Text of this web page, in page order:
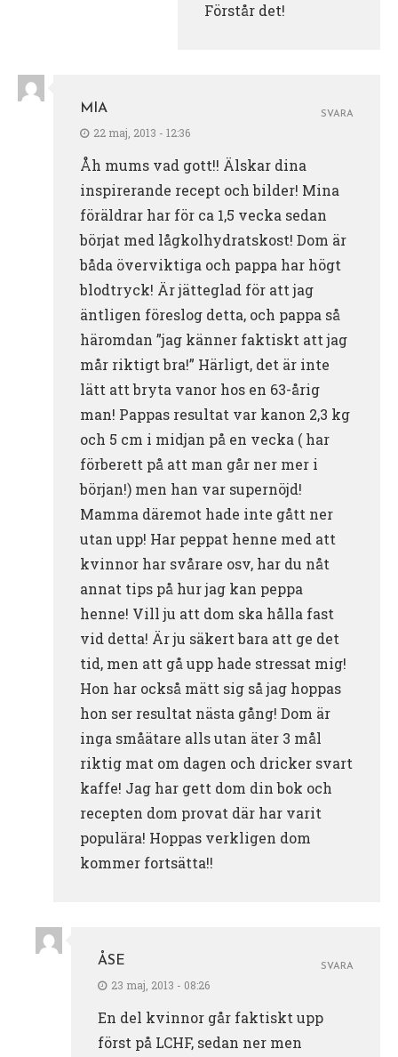
Förstår det!
MIA
22 maj, 2013 - 12:36
Åh mums vad gott!! Älskar dina
inspirerande recept och bilder! Mina
föräldrar har för ca 1,5 vecka sedan
börjat med lågkolhydratskost! Dom är
båda överviktiga och pappa har högt
blodtryck! Är jätteglad för att jag
äntligen föreslog detta, och pappa så
häromdan ”jag känner faktiskt att jag
mår riktigt bra!” Härligt, det är inte
lätt att bryta vanor hos en 63-årig
man! Pappas resultat var kanon 2,3 kg
och 5 cm i midjan på en vecka ( har
förberett på att man går ner mer i
början!) men han var supernöjd!
Mamma däremot hade inte gått ner
utan upp! Har peppat henne med att
kvinnor har svårare osv, har du nåt
annat tips på hur jag kan peppa
henne! Vill ju att dom ska hålla fast
vid detta! Är ju säkert bara att ge det
tid, men att gå upp hade stressat mig!
Hon har också mätt sig så jag hoppas
hon ser resultat nästa gång! Dom är
inga småätare alls utan äter 3 mål
riktig mat om dagen och dricker svart
kaffe! Jag har gett dom din bok och
recepten dom provat där har varit
populära! Hoppas verkligen dom
kommer fortsätta!!
SVARA
ÅSE
23 maj, 2013 - 08:26
En del kvinnor går faktiskt upp
först på LCHF, sedan ner men
SVARA